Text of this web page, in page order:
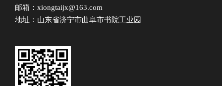
邮箱：xiongtaijx@163.com
地址：山东省济宁市曲阜市书院工业园